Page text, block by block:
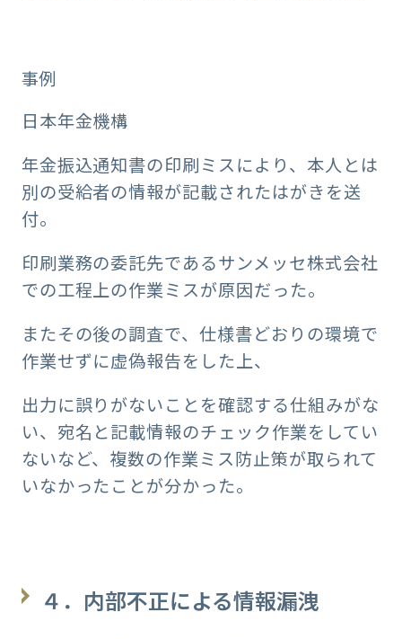
事例
日本年金機構
年金振込通知書の印刷ミスにより、本人とは
別の受給者の情報が記載されたはがきを送
付。
印刷業務の委託先であるサンメッセ株式会社
での工程上の作業ミスが原因だった。
またその後の調査で、仕様書どおりの環境で
作業せずに虚偽報告をした上、
出力に誤りがないことを確認する仕組みがな
い、宛名と記載情報のチェック作業をしてい
ないなど、複数の作業ミス防止策が取られて
いなかったことが分かった。
４．内部不正による情報漏洩